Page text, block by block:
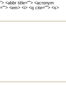
<abbr title=""> <acronym
<em> <i> <q cite=""> <s>